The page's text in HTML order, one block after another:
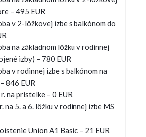
– 495 EUR
v 2-lôžkovej izbe s balkónom do
na základnom lôžku v rodinnej
izby) – 780 EUR
v rodinnej izbe s balkónom na
846 EUR
na prístelke – 0 EUR
na 5. a 6. lôžku v rodinnej izbe MS
Union A1 Basic – 21 EUR